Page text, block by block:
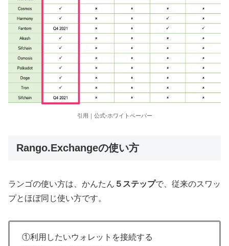
引用｜公式-ホワイトペーパー
Rango.Exchangeの使い方
ランゴの使い方は、かんたん ５ステップで、従来のスワッ
プとほぼ同じ使い方です。
①利用したいウォレットを接続する